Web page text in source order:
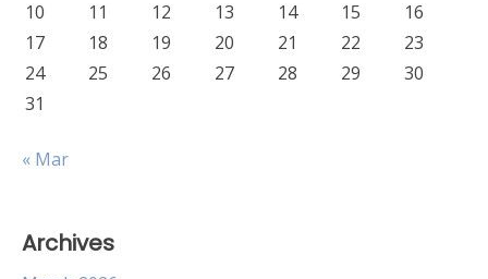
10
11 12 13 14 15
16
17
18 19 20 21 22
23
24
25 26 27 28 29
30
31
« Mar
Archives